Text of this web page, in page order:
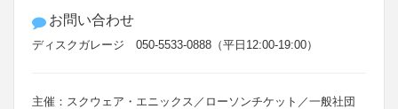
お問い合わせ
ディスクガレージ 050-5533-0888（平日12:00-19:00）
主催：スクウェア・エニックス／ローソンチケット／一般社団